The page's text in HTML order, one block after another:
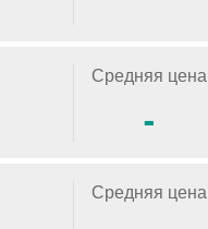
Средняя цена
-
Средняя цена